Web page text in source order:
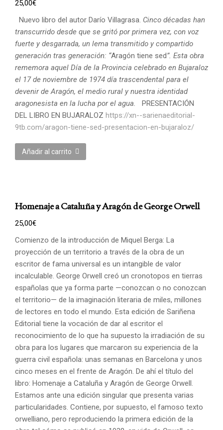
25,00€
Nuevo libro del autor Darío Villagrasa. Cinco décadas han
transcurrido desde que se gritó por primera vez, con voz
fuerte y desgarrada, un lema transmitido y compartido
generación tras generación: “Aragón tiene sed”. Esta obra
rememora aquel Día de la Provincia celebrado en Bujaraloz
el 17 de noviembre de 1974 día trascendental para el
devenir de Aragón, el medio rural y nuestra identidad
aragonesista en la lucha por el agua.
PRESENTACIÓN
DEL LIBRO EN BUJARALOZ https://xn--sarienaeditorial-
9tb.com/aragon-tiene-sed-presentacion-en-bujaraloz/
Añadir al carrito
Homenaje a Cataluña y Aragón de George Orwell
25,00€
Comienzo de la introducción de Miquel Berga: La
proyección de un territorio a través de la obra de un
escritor de fama universal es un intangible de valor
incalculable. George Orwell creó un cronotopos en tierras
españolas que ya forma parte —conozcan o no conozcan
el territorio— de la imaginación literaria de miles, millones
de lectores en todo el mundo. Esta edición de Sariñena
Editorial tiene la vocación de dar al escritor el
reconocimiento de lo que ha supuesto la irradiación de su
obra para los lugares que marcaron su experiencia de la
guerra civil española: unas semanas en Barcelona y unos
cinco meses en el frente de Aragón. De ahí el título del
libro: Homenaje a Cataluña y Aragón de George Orwell.
Estamos ante una edición singular que presenta varias
particularidades. Contiene, por supuesto, el famoso texto
orwelliano, pero reproduciendo la primera edición de la